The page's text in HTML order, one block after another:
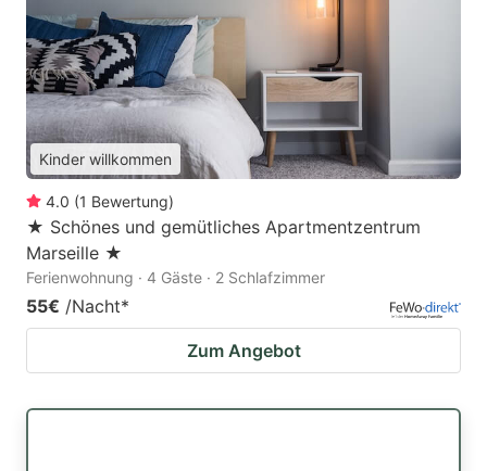
Kinder willkommen
4.0 (1 Bewertung)
★ Schönes und gemütliches Apartmentzentrum
Marseille ★
Ferienwohnung · 4 Gäste · 2 Schlafzimmer
55€ /Nacht*
Zum Angebot